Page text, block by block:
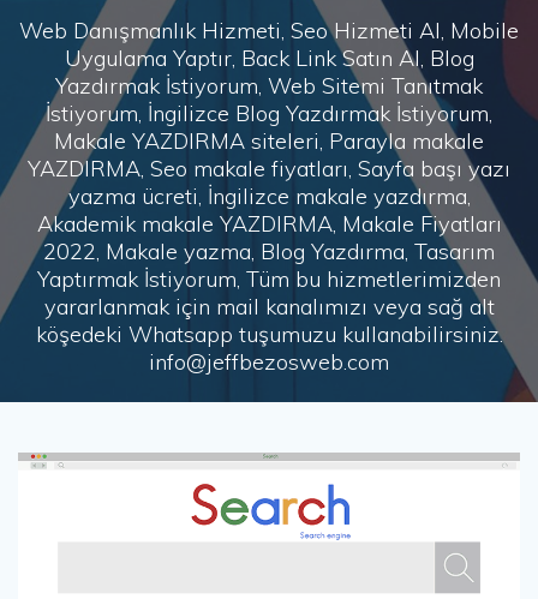
Web Danışmanlık Hizmeti, Seo Hizmeti Al, Mobile
Uygulama Yaptır, Back Link Satın Al, Blog
Yazdırmak İstiyorum, Web Sitemi Tanıtmak
İstiyorum, İngilizce Blog Yazdırmak İstiyorum,
Makale YAZDIRMA siteleri, Parayla makale
YAZDIRMA, Seo makale fiyatları, Sayfa başı yazı
yazma ücreti, İngilizce makale yazdırma,
Akademik makale YAZDIRMA, Makale Fiyatları
2022, Makale yazma, Blog Yazdırma, Tasarım
Yaptırmak İstiyorum, Tüm bu hizmetlerimizden
yararlanmak için mail kanalımızı veya sağ alt
köşedeki Whatsapp tuşumuzu kullanabilirsiniz.
info@jeffbezosweb.com